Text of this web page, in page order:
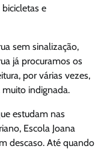
e
sem sinalização,
já procuramos os
por várias vezes,
muito indignada.
estudam nas
Escola Joana
descaso. Até quando